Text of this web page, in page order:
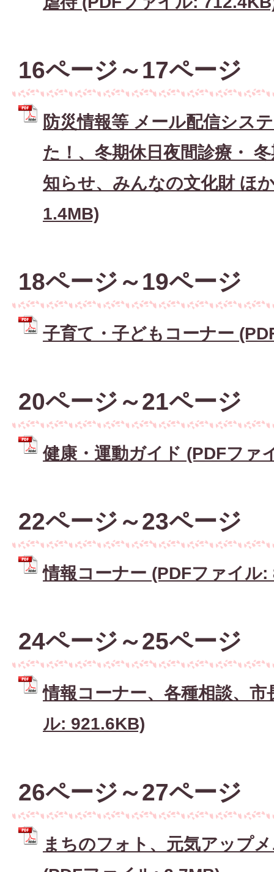
16ページ～17ページ
防災情報等 メール配信シス
た！、冬期休日夜間診療・
知らせ、みんなの文化財 ほ
1.4MB)
18ページ～19ページ
子育て・子どもコーナー
20ページ～21ページ
健康・運動ガイド (PDFファ
22ページ～23ページ
情報コーナー (PDFファイル:
24ページ～25ページ
情報コーナー、各種相談、
ル: 921.6KB)
26ページ～27ページ
まちのフォト、元気アップ